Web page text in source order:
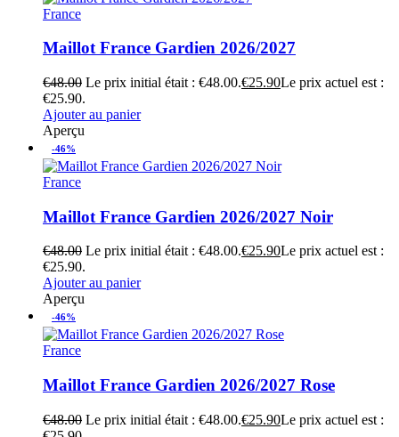
France
Maillot France Gardien 2026/2027
€48.00 Le prix initial était : €48.00.€25.90Le prix actuel est :
€25.90.
Ajouter au panier
Aperçu
-46%
France
Maillot France Gardien 2026/2027 Noir
€48.00 Le prix initial était : €48.00.€25.90Le prix actuel est :
€25.90.
Ajouter au panier
Aperçu
-46%
France
Maillot France Gardien 2026/2027 Rose
€48.00 Le prix initial était : €48.00.€25.90Le prix actuel est :